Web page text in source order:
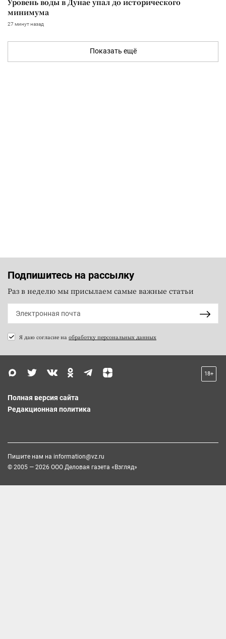
минимума
27 минут назад
Показать ещё
Подпишитесь на рассылку
Раз в неделю мы присылаем самые важные статьи
Я даю согласие на обработку персональных данных
18+
Полная версия сайта
Редакционная политика
Пишите нам на information@vz.ru
© 2005 — 2026 ООО Деловая газета «Взгляд»